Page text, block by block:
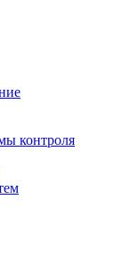
контроля